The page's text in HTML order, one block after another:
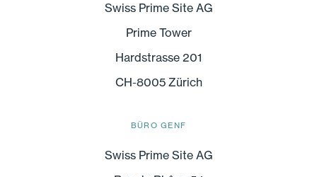
Swiss Prime Site AG
Prime Tower
Hardstrasse 201
CH-8005 Zürich
BÜRO GENF
Swiss Prime Site AG